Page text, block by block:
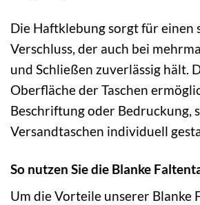
Die Haftklebung sorgt für einen
Verschluss, der auch bei
und Schließen zuverlässig hält.
Oberfläche der Taschen
Beschriftung oder Bedruckung,
Versandtaschen individuell
So nutzen Sie die Blanke
Um die Vorteile unserer Blanke